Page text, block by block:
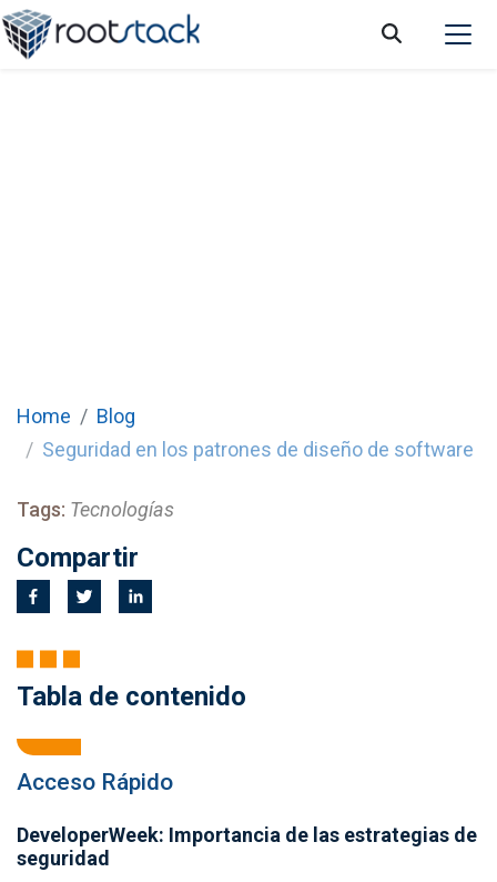
Home
Blog
Seguridad en los patrones de diseño de software
Tags: Tecnologías
Compartir
Tabla de contenido
Acceso Rápido
DeveloperWeek: Importancia de las estrategias de
seguridad